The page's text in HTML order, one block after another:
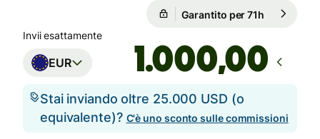
Garantito per 71h
Invii esattamente
EUR ,00
Stai inviando oltre 25.000 USD (o
equivalente)? C'è uno sconto sulle commissioni